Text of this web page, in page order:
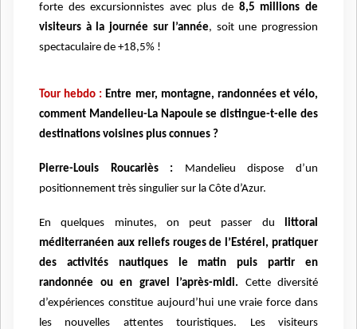
forte des excursionnistes avec plus de 8,5 millions de
visiteurs à la journée sur l’année, soit une progression
spectaculaire de +18,5% !
Tour hebdo : Entre mer, montagne, randonnées et vélo,
comment Mandelieu-La Napoule se distingue-t-elle des
destinations voisines plus connues ?
Pierre-Louis Roucariès :
Mandelieu dispose d’un
positionnement très singulier sur la Côte d’Azur.
En quelques minutes, on peut passer du
littoral
méditerranéen aux reliefs rouges de l’Estérel, pratiquer
des activités nautiques le matin puis partir en
randonnée ou en gravel l’après-midi. Cette diversité
d’expériences constitue aujourd’hui une vraie force dans
les nouvelles attentes touristiques. Les visiteurs